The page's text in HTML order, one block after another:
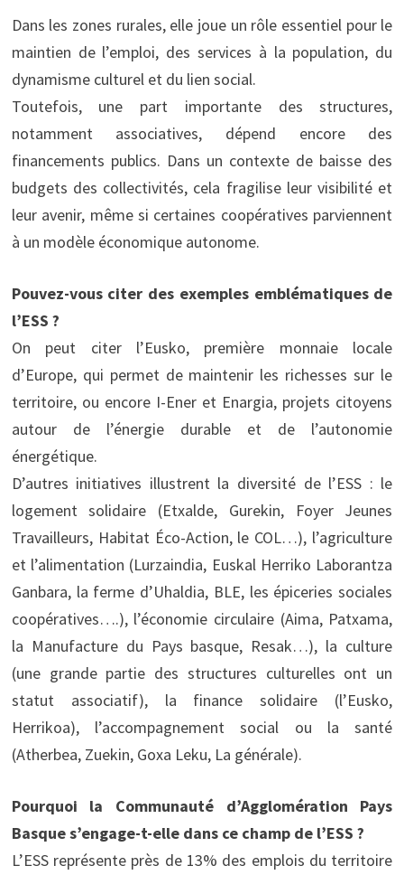
Dans les zones rurales, elle joue un rôle essentiel pour le
maintien de l’emploi, des services à la population, du
dynamisme culturel et du lien social.
Toutefois, une part importante des structures,
notamment associatives, dépend encore des
financements publics. Dans un contexte de baisse des
budgets des collectivités, cela fragilise leur visibilité et
leur avenir, même si certaines coopératives parviennent
à un modèle économique autonome.
Pouvez-vous citer des exemples emblématiques de
l’ESS ?
On peut citer l’Eusko, première monnaie locale
d’Europe, qui permet de maintenir les richesses sur le
territoire, ou encore I-Ener et Enargia, projets citoyens
autour de l’énergie durable et de l’autonomie
énergétique.
D’autres initiatives illustrent la diversité de l’ESS : le
logement solidaire (Etxalde, Gurekin, Foyer Jeunes
Travailleurs, Habitat Éco-Action, le COL…), l’agriculture
et l’alimentation (Lurzaindia, Euskal Herriko Laborantza
Ganbara, la ferme d’Uhaldia, BLE, les épiceries sociales
coopératives….), l’économie circulaire (Aima, Patxama,
la Manufacture du Pays basque, Resak…), la culture
(une grande partie des structures culturelles ont un
statut associatif), la finance solidaire (l’Eusko,
Herrikoa), l’accompagnement social ou la santé
(Atherbea, Zuekin, Goxa Leku, La générale).
Pourquoi la Communauté d’Agglomération Pays
Basque s’engage-t-elle dans ce champ de l’ESS ?
L’ESS représente près de 13% des emplois du territoire